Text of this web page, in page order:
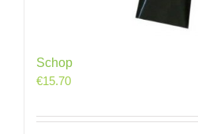
Schop
€15.70